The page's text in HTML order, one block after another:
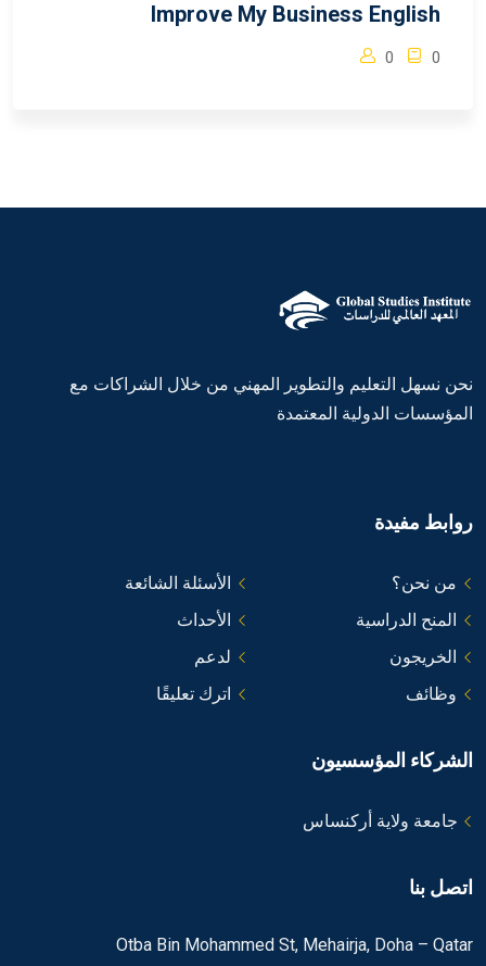
Improve My Business English
0
0
نحن نسهل التعليم والتطوير المهني من خلال الشراكات مع
المؤسسات الدولية المعتمدة
روابط مفيدة
من نحن؟
الأسئلة الشائعة
المنح الدراسية
الأحداث
الخريجون
لدعم
وظائف
اترك تعليقًا
الشركاء المؤسسيون
جامعة ولاية أركنساس
اتصل بنا
Otba Bin Mohammed St, Mehairja, Doha – Qatar